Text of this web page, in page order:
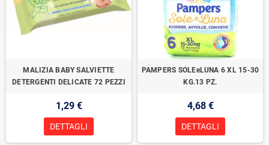
MALIZIA BABY SALVIETTE
DETERGENTI DELICATE 72 PEZZI
1,29 €
DETTAGLI
PAMPERS SOLEeLUNA 6 XL 15-30
KG.13 PZ.
4,68 €
DETTAGLI